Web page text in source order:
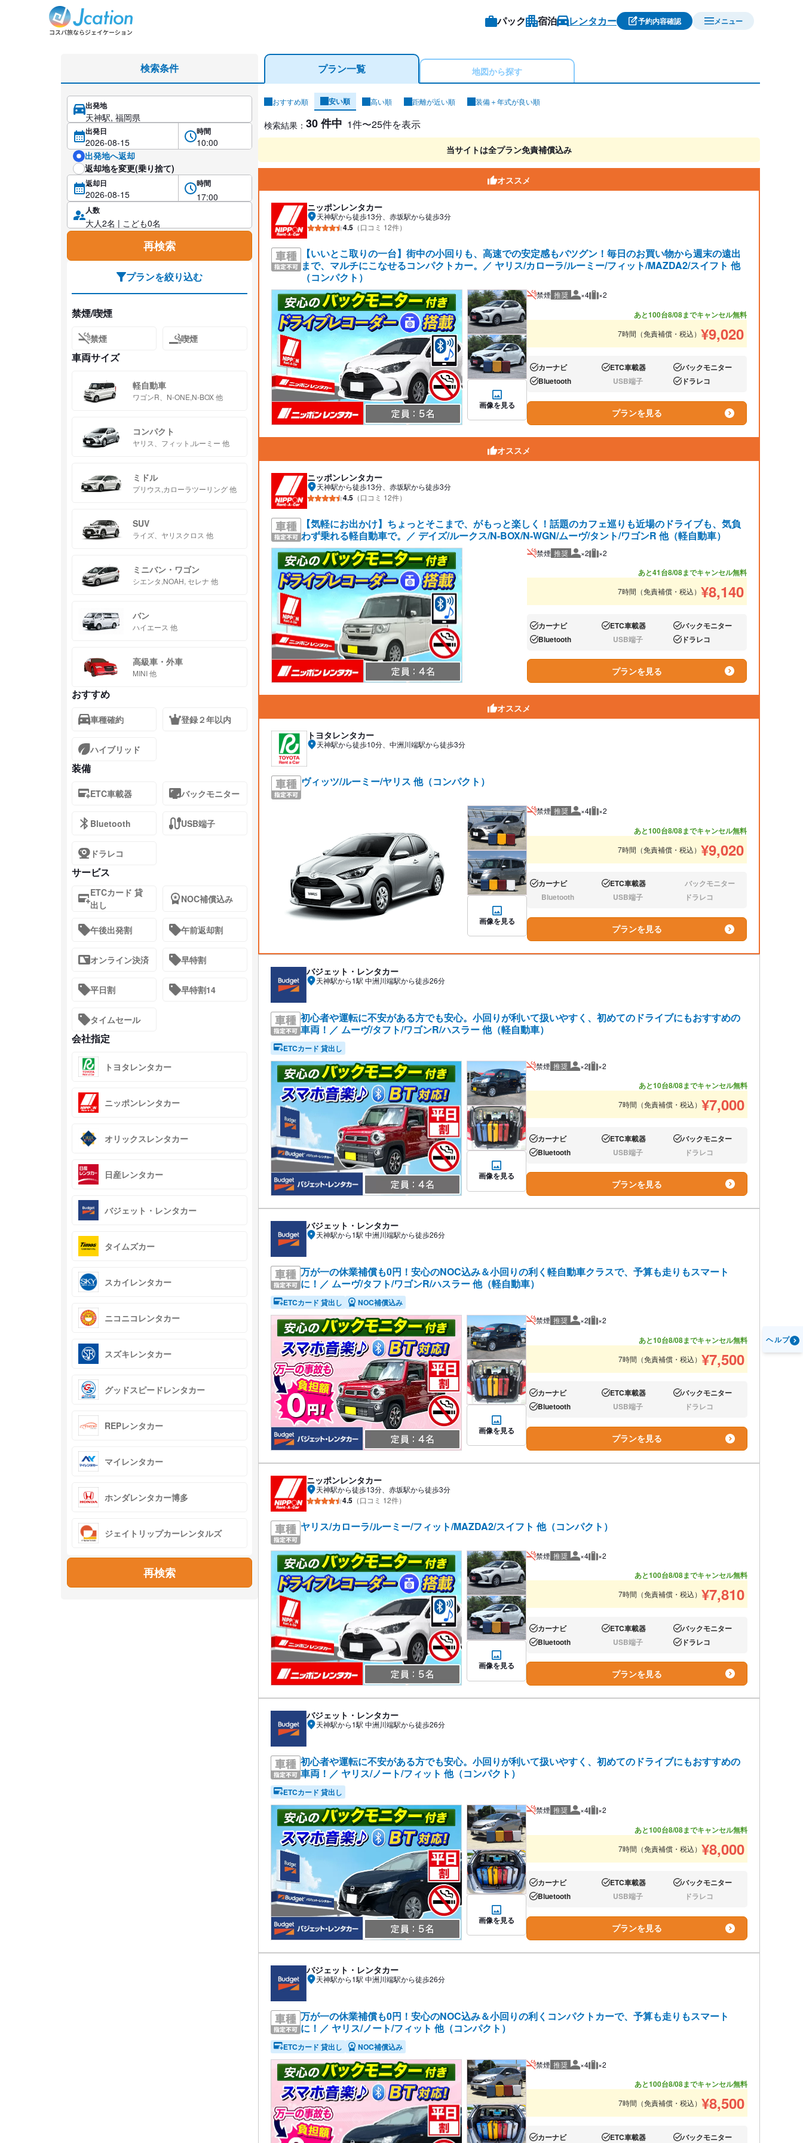
パック 宿泊 レンタカー 予約内容確認 メニュー
プラン一覧 地図から探す
おすすめ順 安い順 高い順 距離が近い順 装備＋年式が良い順
レンタカー検索結果
検索結果： 30 件中 1件〜25件を表示
当サイトは全プラン免責補償込み
オススメ
ニッポンレンタカー
天神駅から徒歩13分、赤坂駅から徒歩3分
4.5 （口コミ 12件）
【いいとこ取りの一台】街中の小回りも、高速での安定感もバツグン！毎日のお買い物から週末の遠出
まで、マルチにこなせるコンパクトカー。／ ヤリス/カローラ/ルーミー/フィット/MAZDA2/スイフト 他
（コンパクト）
画像を見る
禁煙 推奨 推奨人数
×4 推奨荷物
×2
あと100台8/08までキャンセル無料
7時間（免責補償・税込） ¥9,020
あり:カーナビ あり:ETC車載器 あり:バックモニター
あり:Bluetooth なし:USB端子 あり:ドラレコ
プランを見る
オススメ
ニッポンレンタカー
天神駅から徒歩13分、赤坂駅から徒歩3分
4.5 （口コミ 12件）
【気軽にお出かけ】ちょっとそこまで、がもっと楽しく！話題のカフェ巡りも近場のドライブも、気負
わず乗れる軽自動車で。／ デイズ/ルークス/N-BOX/N-WGN/ムーヴ/タント/ワゴンR 他（軽自動車）
禁煙 推奨 推奨人数
×2 推奨荷物
×2
あと41台8/08までキャンセル無料
7時間（免責補償・税込） ¥8,140
あり:カーナビ あり:ETC車載器 あり:バックモニター
あり:Bluetooth なし:USB端子 あり:ドラレコ
プランを見る
オススメ
トヨタレンタカー
天神駅から徒歩10分、中洲川端駅から徒歩3分
ヴィッツ/ルーミー/ヤリス 他（コンパクト）
画像を見る
禁煙 推奨 推奨人数
×4 推奨荷物
×2
あと100台8/08までキャンセル無料
7時間（免責補償・税込） ¥9,020
あり:カーナビ あり:ETC車載器 なし:バックモニター
なし:Bluetooth なし:USB端子 なし:ドラレコ
プランを見る
バジェット・レンタカー
天神駅から1駅 中洲川端駅から徒歩26分
初心者や運転に不安がある方でも安心。小回りが利いて扱いやすく、初めてのドライブにもおすすめの
車両！／ ムーヴ/タフト/ワゴンR/ハスラー 他（軽自動車）
ETCカード 貸出し
画像を見る
禁煙 推奨 推奨人数
×2 推奨荷物
×2
あと10台8/08までキャンセル無料
7時間（免責補償・税込） ¥7,000
あり:カーナビ あり:ETC車載器 あり:バックモニター
あり:Bluetooth なし:USB端子 なし:ドラレコ
プランを見る
バジェット・レンタカー
天神駅から1駅 中洲川端駅から徒歩26分
万が一の休業補償も0円！安心のNOC込み＆小回りの利く軽自動車クラスで、予算も走りもスマート
に！／ ムーヴ/タフト/ワゴンR/ハスラー 他（軽自動車）
ETCカード 貸出し NOC補償込み
画像を見る
禁煙 推奨 推奨人数
×2 推奨荷物
×2
あと10台8/08までキャンセル無料
7時間（免責補償・税込） ¥7,500
あり:カーナビ あり:ETC車載器 あり:バックモニター
あり:Bluetooth なし:USB端子 なし:ドラレコ
プランを見る
ニッポンレンタカー
天神駅から徒歩13分、赤坂駅から徒歩3分
4.5 （口コミ 12件）
ヤリス/カローラ/ルーミー/フィット/MAZDA2/スイフト 他（コンパクト）
画像を見る
禁煙 推奨 推奨人数
×4 推奨荷物
×2
あと100台8/08までキャンセル無料
7時間（免責補償・税込） ¥7,810
あり:カーナビ あり:ETC車載器 あり:バックモニター
あり:Bluetooth なし:USB端子 あり:ドラレコ
プランを見る
バジェット・レンタカー
天神駅から1駅 中洲川端駅から徒歩26分
初心者や運転に不安がある方でも安心。小回りが利いて扱いやすく、初めてのドライブにもおすすめの
車両！／ ヤリス/ノート/フィット 他（コンパクト）
ETCカード 貸出し
画像を見る
禁煙 推奨 推奨人数
×4 推奨荷物
×2
あと100台8/08までキャンセル無料
7時間（免責補償・税込） ¥8,000
あり:カーナビ あり:ETC車載器 あり:バックモニター
あり:Bluetooth なし:USB端子 なし:ドラレコ
プランを見る
バジェット・レンタカー
天神駅から1駅 中洲川端駅から徒歩26分
万が一の休業補償も0円！安心のNOC込み＆小回りの利くコンパクトカーで、予算も走りもスマート
に！／ ヤリス/ノート/フィット 他（コンパクト）
ETCカード 貸出し NOC補償込み
禁煙 推奨 推奨人数
×4 推奨荷物
×2
あと100台8/08までキャンセル無料
7時間（免責補償・税込） ¥8,500
あり:カーナビ あり:ETC車載器 あり:バックモニター
検索条件
出発地
出発日 時間
出発地へ返却
返却地を変更(乗り捨て)
返却日 時間
人数
再検索
プランを絞り込む
禁煙/喫煙
禁煙 喫煙
車両サイズ
軽自動車
ワゴンR、N-ONE,N-BOX 他
コンパクト
ヤリス、フィット,ルーミー 他
ミドル
プリウス,カローラツーリング 他
SUV
ライズ、ヤリスクロス 他
ミニバン・ワゴン
シエンタ,NOAH, セレナ 他
バン
ハイエース 他
高級車・外車
MINI 他
おすすめ
車種確約 登録２年以内
ハイブリッド
装備
ETC車載器 バックモニター
Bluetooth USB端子
ドラレコ
サービス
ETCカード 貸
出し
NOC補償込み
午後出発割 午前返却割
オンライン決済 早特割
平日割 早特割14
タイムセール
会社指定
トヨタレンタカー
ニッポンレンタカー
オリックスレンタカー
日産レンタカー
バジェット・レンタカー
タイムズカー
スカイレンタカー
ニコニコレンタカー
スズキレンタカー
グッドスピードレンタカー
REPレンタカー
マイレンタカー
ホンダレンタカー博多
ジェイトリップカーレンタルズ
再検索
ヘルプ